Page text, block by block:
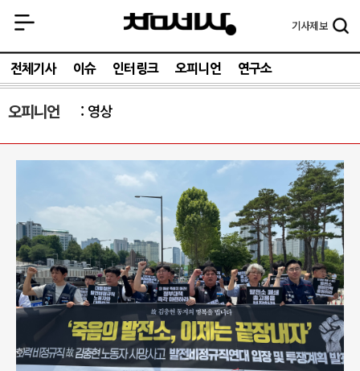
기사제보
전체기사 이슈 인터링크 오피니언 연구소
오피니언 영상